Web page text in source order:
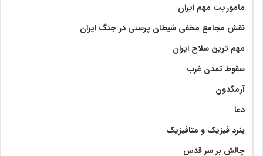
ماموریت مهم ایران
نقش مجامع مخفی شیطان پرستی در جنگ ایران
مهم ترین سلاح ایران
سقوط تمدن غرب
آرمگدون
دعا
بنرد فیزیک و متافیزیک
چالش بر سر قدس